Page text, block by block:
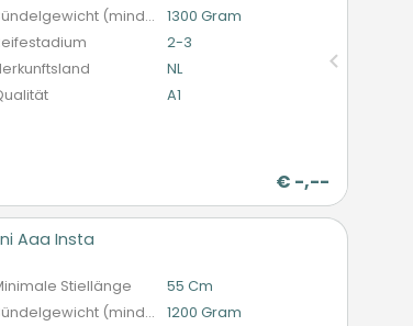
Bündelgewicht (mindestens)
1300 Gram
2-3
NL
A1
€ -,--
Aaa Insta
Stiellänge
55 Cm
Bündelgewicht (mindestens)
1200 Gram